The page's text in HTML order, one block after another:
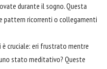
durante il sogno. Questa
pattern ricorrenti o collegamenti
cruciale: eri frustrato mentre
stato meditativo? Queste